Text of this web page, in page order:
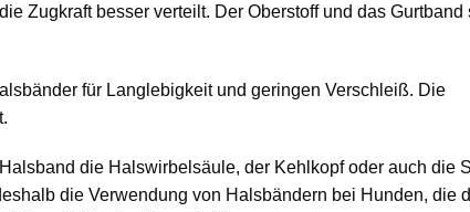
Zugkraft besser verteilt. Der Oberstoff und das Gurtband
für Langlebigkeit und geringen Verschleiß. Die
die Halswirbelsäule, der Kehlkopf oder auch die
die Verwendung von Halsbändern bei Hunden, die